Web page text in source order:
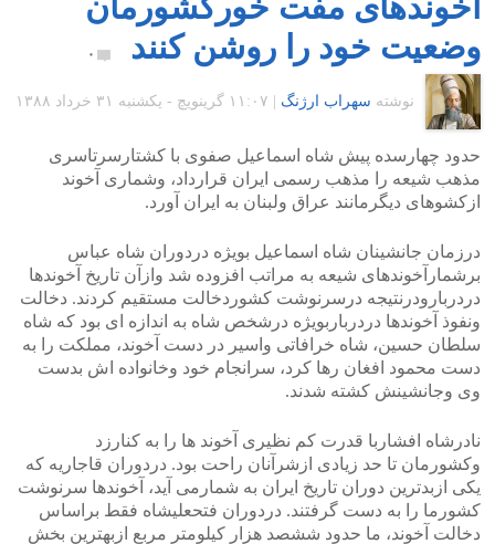
وضعیت خود را روشن کنند
۰
نوشته سهراب ارژنگ ۱۱:۰۷ گرينويچ - یکشنبه ۳۱ خرداد ۱۳۸۸
حدود چهارسده پیش شاه اسماعیل صفوی با کشتارسرتاسری
مذهب شیعه را مذهب رسمی ایران قرارداد، وشماری آخوند
ازکشوهای دیگرمانند عراق ولبنان به ایران آورد.
درزمان جانشینان شاه اسماعیل بویژه دردوران شاه عباس
برشمارآخوندهای شیعه به مراتب افزوده شد وازآن تاریخ آخوندها
دردربارودرنتیجه درسرنوشت کشوردخالت مستقیم کردند. دخالت
ونفوذ آخوندها دردرباربویژه درشخص شاه به اندازه ای بود که شاه
سلطان حسین، شاه خرافاتی واسیر در دست آخوند، مملکت را به
دست محمود افغان رها کرد، سرانجام خود وخانواده اش بدست
وی وجانشینش کشته شدند.
نادرشاه افشاربا قدرت کم نظیری آخوند ها را به کنارزد
وکشورمان تا حد زیادی ازشرآنان راحت بود. دردوران قاجاریه که
یکی ازبدترین دوران تاریخ ایران به شمارمی آید، آخوندها سرنوشت
کشورما را به دست گرفتند. دردوران فتحعلیشاه فقط براساس
دخالت آخوند، ما حدود ششصد هزار کیلومتر مربع ازبهترین بخش